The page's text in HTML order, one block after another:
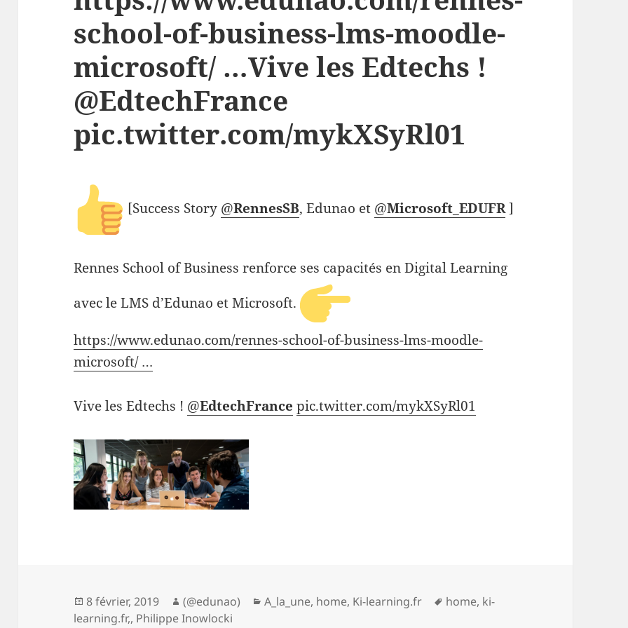
school-of-business-lms-moodle-
microsoft/ …Vive les Edtechs !
@EdtechFrance
pic.twitter.com/mykXSyRl01
[Success Story @RennesSB, Edunao et @Microsoft_EDUFR]
Rennes School of Business renforce ses capacités en Digital Learning
avec le LMS d’Edunao et Microsoft.
https://www.edunao.com/rennes-school-of-business-lms-moodle-
microsoft/ …
Vive les Edtechs ! @EdtechFrance pic.twitter.com/mykXSyRl01
Publié
le
8 février, 2019 Auteur
(@edunao) Catégories
A_la_une, home, Ki-learning.fr
Mots-
home, ki-
learning.fr,, Philippe Inowlocki